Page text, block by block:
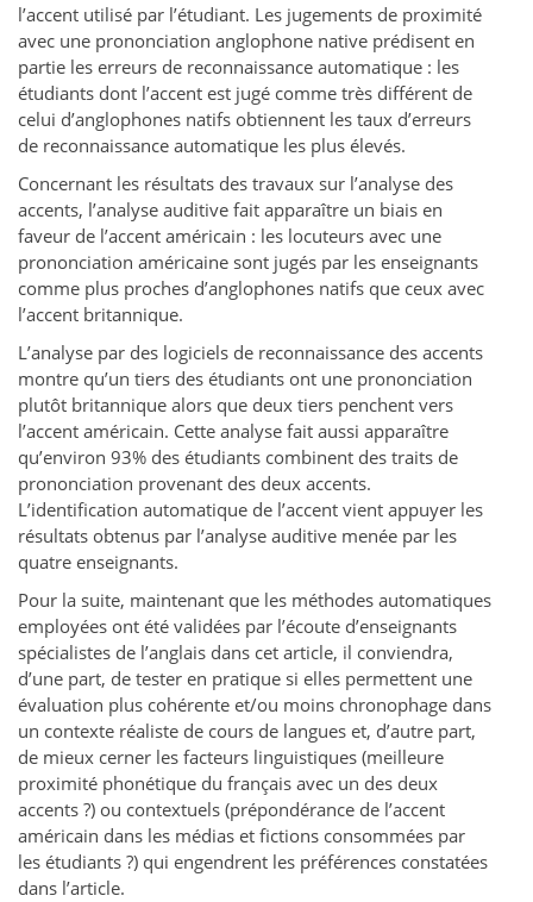
l’accent utilisé par l’étudiant. Les jugements de proximité
avec une prononciation anglophone native prédisent en
partie les erreurs de reconnaissance automatique : les
étudiants dont l’accent est jugé comme très différent de
celui d’anglophones natifs obtiennent les taux d’erreurs
de reconnaissance automatique les plus élevés.
Concernant les résultats des travaux sur l’analyse des
accents, l’analyse auditive fait apparaître un biais en
faveur de l’accent américain : les locuteurs avec une
prononciation américaine sont jugés par les enseignants
comme plus proches d’anglophones natifs que ceux avec
l’accent britannique.
L’analyse par des logiciels de reconnaissance des accents
montre qu’un tiers des étudiants ont une prononciation
plutôt britannique alors que deux tiers penchent vers
l’accent américain. Cette analyse fait aussi apparaître
qu’environ 93% des étudiants combinent des traits de
prononciation provenant des deux accents.
L’identification automatique de l’accent vient appuyer les
résultats obtenus par l’analyse auditive menée par les
quatre enseignants.
Pour la suite, maintenant que les méthodes automatiques
employées ont été validées par l’écoute d’enseignants
spécialistes de l’anglais dans cet article, il conviendra,
d’une part, de tester en pratique si elles permettent une
évaluation plus cohérente et/ou moins chronophage dans
un contexte réaliste de cours de langues et, d’autre part,
de mieux cerner les facteurs linguistiques (meilleure
proximité phonétique du français avec un des deux
accents ?) ou contextuels (prépondérance de l’accent
américain dans les médias et fictions consommées par
les étudiants ?) qui engendrent les préférences constatées
dans l’article.